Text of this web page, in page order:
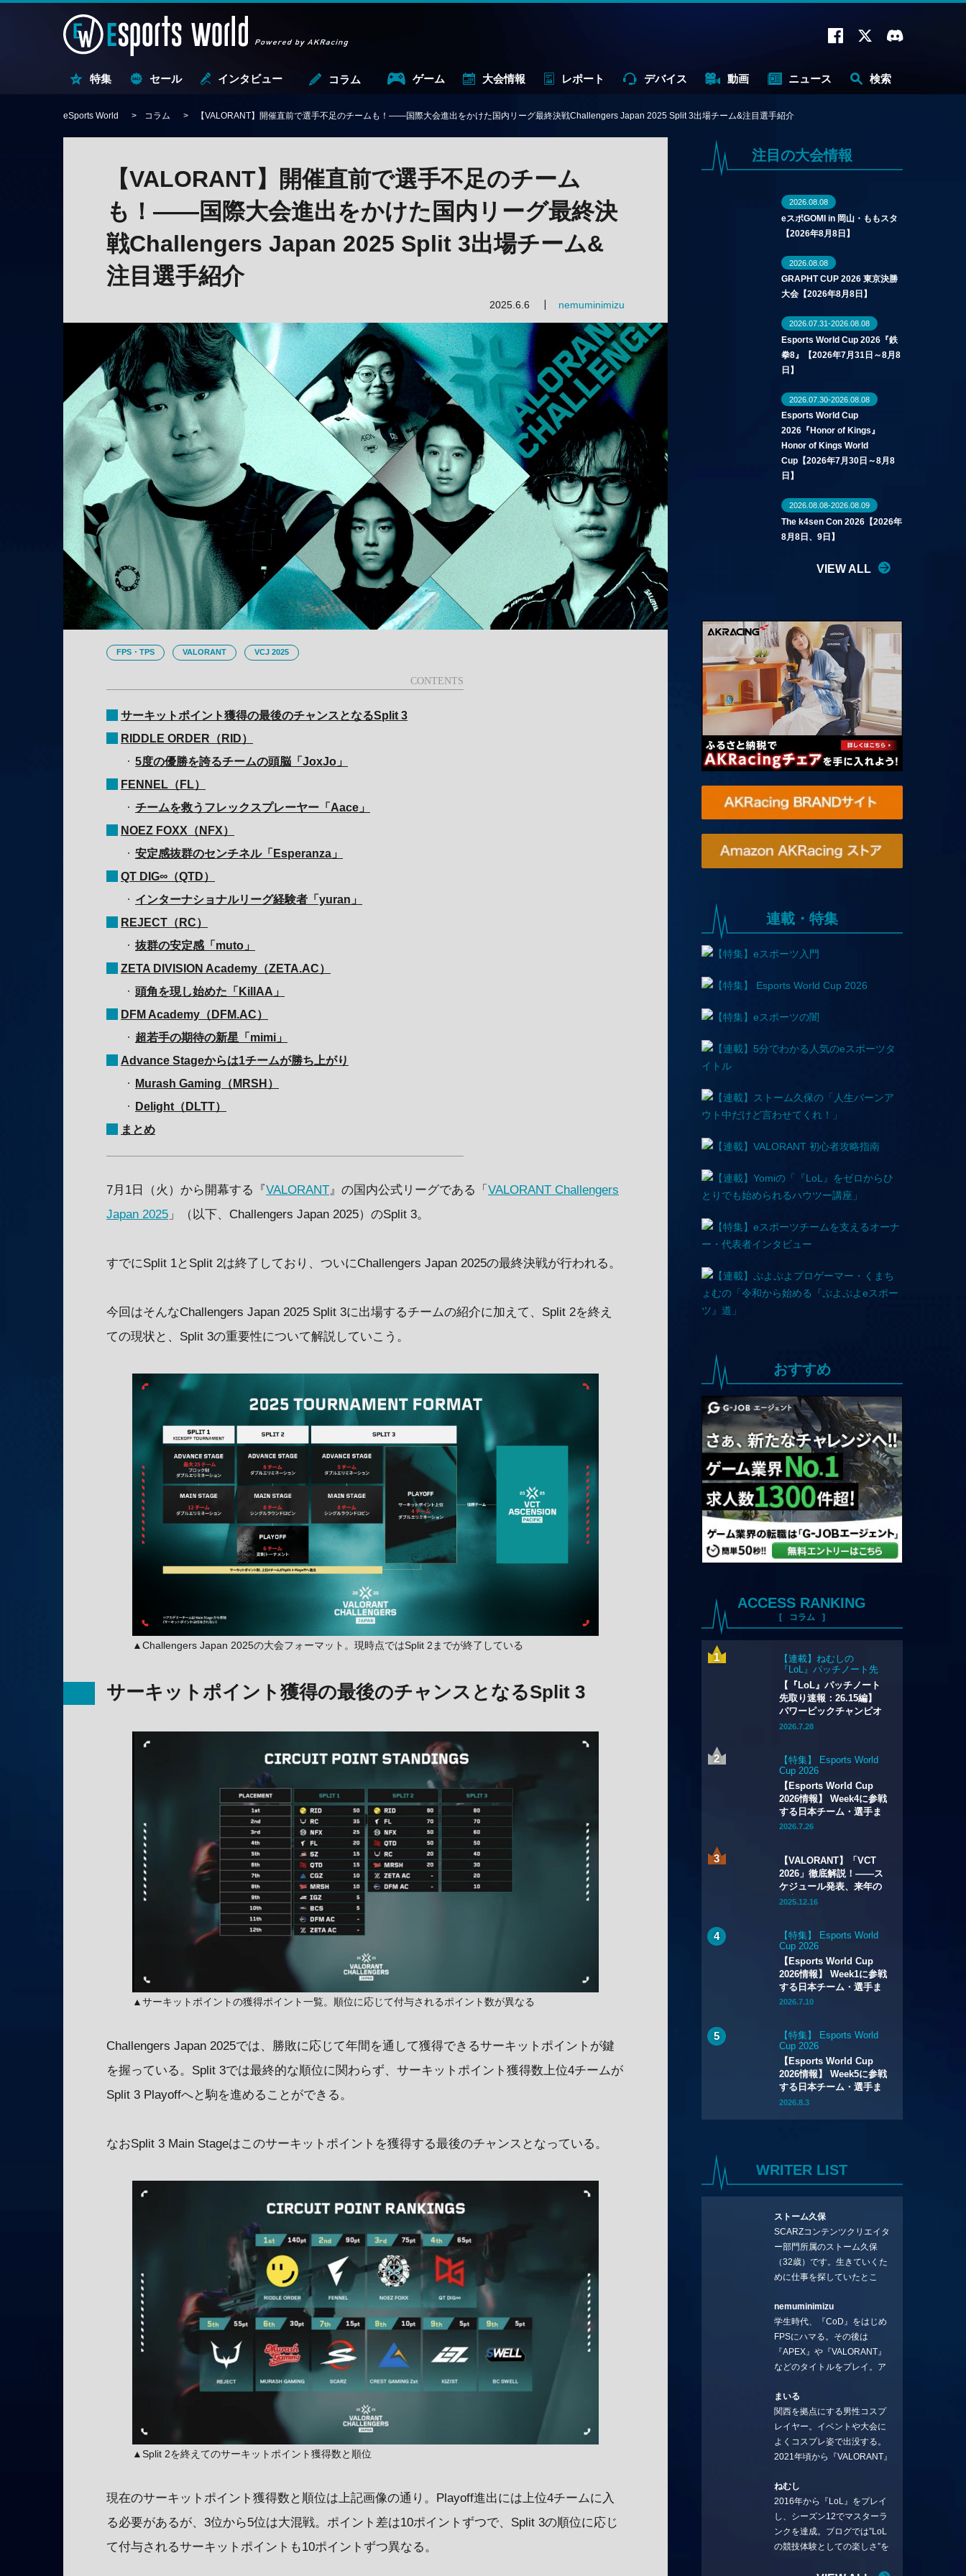
特集 セール インタビュー コラム ゲーム 大会情報 レポート デバイス 動画 ニュース 検索
eSports World コラム 【VALORANT】開催直前で選手不足のチームも！——国際大会進出をかけた国内リーグ最終決戦Challengers Japan 2025 Split 3出場チーム&注目選手紹介
【VALORANT】開催直前で選手不足のチーム
も！——国際大会進出をかけた国内リーグ最終決
戦Challengers Japan 2025 Split 3出場チーム&
注目選手紹介
2025.6.6 nemuminimizu
FPS・TPS VALORANT VCJ 2025
サーキットポイント獲得の最後のチャンスとなるSplit 3
RIDDLE ORDER（RID）
5度の優勝を誇るチームの頭脳「JoxJo」
FENNEL（FL）
チームを救うフレックスプレーヤー「Aace」
NOEZ FOXX（NFX）
安定感抜群のセンチネル「Esperanza」
QT DIG∞（QTD）
インターナショナルリーグ経験者「yuran」
REJECT（RC）
抜群の安定感「muto」
ZETA DIVISION Academy（ZETA.AC）
頭角を現し始めた「KillAA」
DFM Academy（DFM.AC）
超若手の期待の新星「mimi」
Advance Stageからは1チームが勝ち上がり
Murash Gaming（MRSH）
Delight（DLTT）
まとめ
7月1日（火）から開幕する『VALORANT』の国内公式リーグである「 VALORANT Challengers
Japan 2025 」（以下、Challengers Japan 2025）のSplit 3。
すでにSplit 1とSplit 2は終了しており、ついにChallengers Japan 2025の最終決戦が行われる。
今回はそんなChallengers Japan 2025 Split 3に出場するチームの紹介に加えて、Split 2を終え
ての現状と、Split 3の重要性について解説していこう。
▲Challengers Japan 2025の大会フォーマット。現時点ではSplit 2までが終了している
サーキットポイント獲得の最後のチャンスとなるSplit 3
▲サーキットポイントの獲得ポイント一覧。順位に応じて付与されるポイント数が異なる
Challengers Japan 2025では、勝敗に応じて年間を通して獲得できるサーキットポイントが鍵
を握っている。Split 3では最終的な順位に関わらず、サーキットポイント獲得数上位4チームが
Split 3 Playoffへと駒を進めることができる。
なおSplit 3 Main Stageはこのサーキットポイントを獲得する最後のチャンスとなっている。
▲Split 2を終えてのサーキットポイント獲得数と順位
現在のサーキットポイント獲得数と順位は上記画像の通り。Playoff進出には上位4チームに入
る必要があるが、3位から5位は大混戦。ポイント差は10ポイントずつで、Split 3の順位に応じ
て付与されるサーキットポイントも10ポイントずつ異なる。
注目の大会情報
2026.08.08
eスポGOMI in 岡山・ももスタ
【2026年8月8日】
2026.08.08
GRAPHT CUP 2026 東京決勝
大会【2026年8月8日】
2026.07.31-2026.08.08
Esports World Cup 2026『鉄
拳8』【2026年7月31日～8月8
日】
2026.07.30-2026.08.08
Esports World Cup
2026『Honor of Kings』
Honor of Kings World
Cup【2026年7月30日～8月8
日】
2026.08.08-2026.08.09
The k4sen Con 2026【2026年
8月8日、9日】
VIEW ALL
連載・特集
おすすめ
ACCESS RANKING
コラム
【連載】ねむしの
『LoL』パッチノート先
取り速報
【『LoL』パッチノート
先取り速報：26.15編】
パワーピックチャンピオ
ンに加え、「なんでも
ー」はやり過ぎバフでメ
タアイテム必至？
2026.7.28
【特集】 Esports World
Cup 2026
【Esports World Cup
2026情報】 Week4に参戦
する日本チーム・選手ま
とめ
2026.7.26
【VALORANT】「VCT
2026」徹底解説！——ス
ケジュール発表、来年の
最高峰リーグ全貌が明ら
2025.12.16
【特集】 Esports World
Cup 2026
【Esports World Cup
2026情報】 Week1に参戦
する日本チーム・選手ま
とめ
2026.7.10
【特集】 Esports World
Cup 2026
【Esports World Cup
2026情報】 Week5に参戦
する日本チーム・選手ま
とめ
2026.8.3
WRITER LIST
ストーム久保
SCARZコンテンツクリエイタ
ー部門所属のストーム久保
（32歳）です。生きていくた
めに仕事を探していたとこ
コラムを連載させてもらえる
ことになりました。言いたい
ことを言っていきます。X：
https://x.com/stormKUBO
YouTube：
rmKUBO
nemuminimizu
学生時代、『CoD』をはじめ
FPSにハマる。その後は
『APEX』や『VALORANT』
などのタイトルをプレイ。ア
BGMなどを手掛ける作曲家と
フリーランスのライターの二
足の草鞋を履いて幅広く活動
中。無類のラーメン好き！
Twitter:@ongakucas
まいる
関西を拠点にする男性コスプ
レイヤー。イベントや大会に
よくコスプレ姿で出没する。
2021年頃から『VALORANT』
続ける。現在の推しチームは
「CREST GAMING」。X：
@mlunias（Photo by
Subaru.F.）
ねむし
2016年から『LoL』をプレイ
し、シーズン12でマスターラ
ンクを達成。ブログでは”LoL
の競技体験としての楽しさ”を